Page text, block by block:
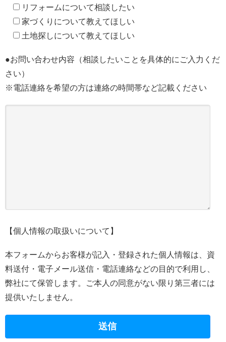
リフォームについて相談したい
家づくりについて教えてほしい
土地探しについて教えてほしい
●お問い合わせ内容（相談したいことを具体的にご入力くだ
さい）
※電話連絡を希望の方は連絡の時間帯など記載ください
【個人情報の取扱いについて】
本フォームからお客様が記入・登録された個人情報は、資
料送付・電子メール送信・電話連絡などの目的で利用し、
弊社にて保管します。ご本人の同意がない限り第三者には
提供いたしません。